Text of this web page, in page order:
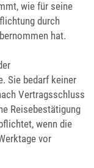
wie für seine
durch
hat.
Sie bedarf keiner
Vertragsschluss
Reisebestätigung
wenn die
vor